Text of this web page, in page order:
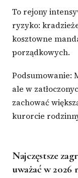
To rejony
ryzyko:
kosztowne
porządkowych.
Podsumowanie:
ale w
zachować
kurorcie
Najczęstsze
uważać w 2026